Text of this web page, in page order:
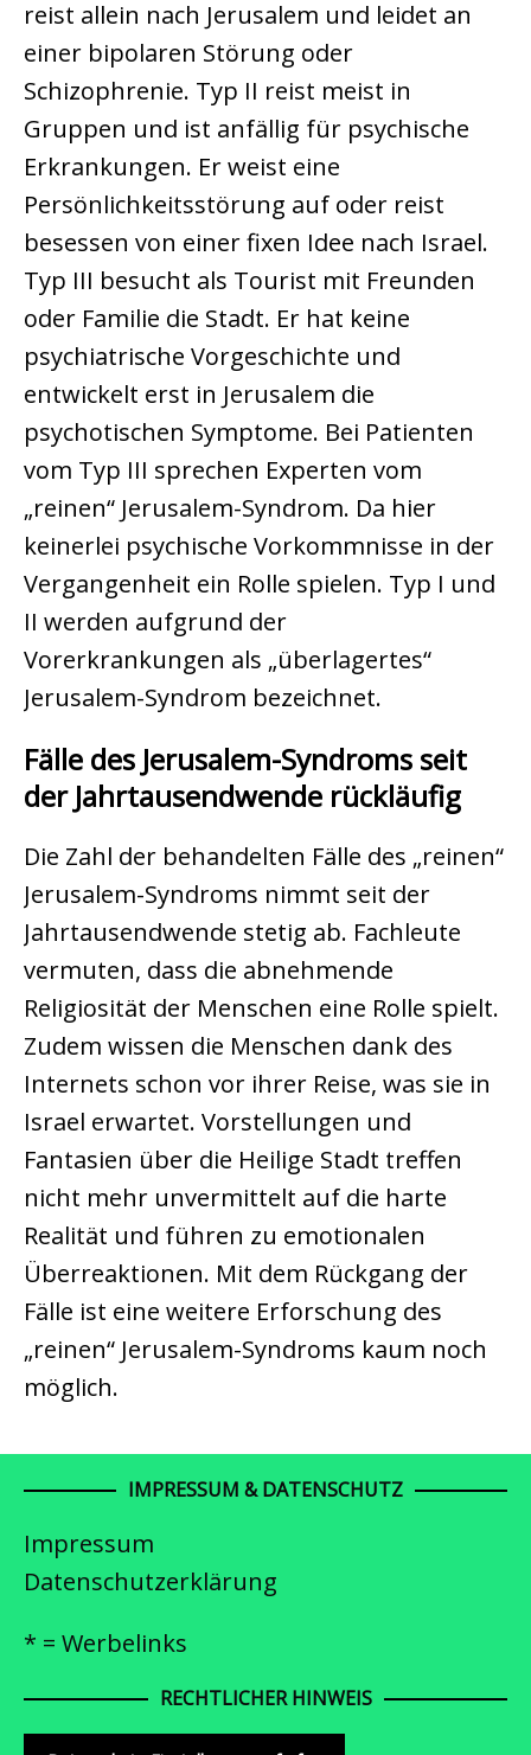
reist allein nach Jerusalem und leidet an
einer bipolaren Störung oder
Schizophrenie. Typ II reist meist in
Gruppen und ist anfällig für psychische
Erkrankungen. Er weist eine
Persönlichkeitsstörung auf oder reist
besessen von einer fixen Idee nach Israel.
Typ III besucht als Tourist mit Freunden
oder Familie die Stadt. Er hat keine
psychiatrische Vorgeschichte und
entwickelt erst in Jerusalem die
psychotischen Symptome. Bei Patienten
vom Typ III sprechen Experten vom
„reinen“ Jerusalem-Syndrom. Da hier
keinerlei psychische Vorkommnisse in der
Vergangenheit ein Rolle spielen. Typ I und
II werden aufgrund der
Vorerkrankungen als „überlagertes“
Jerusalem-Syndrom bezeichnet.
Fälle des Jerusalem-Syndroms seit
der Jahrtausendwende rückläufig
Die Zahl der behandelten Fälle des „reinen“
Jerusalem-Syndroms nimmt seit der
Jahrtausendwende stetig ab. Fachleute
vermuten, dass die abnehmende
Religiosität der Menschen eine Rolle spielt.
Zudem wissen die Menschen dank des
Internets schon vor ihrer Reise, was sie in
Israel erwartet. Vorstellungen und
Fantasien über die Heilige Stadt treffen
nicht mehr unvermittelt auf die harte
Realität und führen zu emotionalen
Überreaktionen. Mit dem Rückgang der
Fälle ist eine weitere Erforschung des
„reinen“ Jerusalem-Syndroms kaum noch
möglich.
IMPRESSUM & DATENSCHUTZ
Impressum
Datenschutzerklärung
* = Werbelinks
RECHTLICHER HINWEIS